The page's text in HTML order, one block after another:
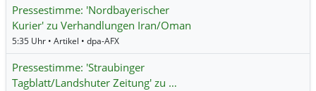
Pressestimme: 'Nordbayerischer
Kurier' zu Verhandlungen Iran/Oman
5:35 Uhr • Artikel • dpa-AFX
Pressestimme: 'Straubinger
Tagblatt/Landshuter Zeitung' zu …